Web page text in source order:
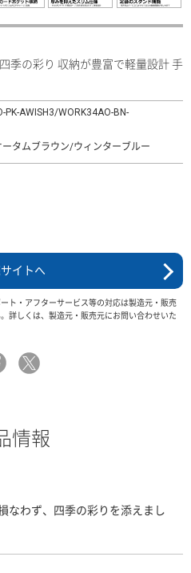
季の彩り 収納が豊富で軽量設計 手
PK-AWISH3/WORK34AO-BN-
タムブラウン/ウィンターブルー
イトへ
ト・アフターサービス等の対応は製造元・販売
詳しくは、製造元・販売元にお問い合わせいた
情報
なわず、四季の彩りを添えまし